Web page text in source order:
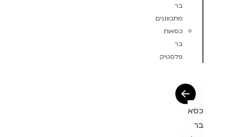
בר
מתכווננים
כסאות
בר
פלסטיק
כסא
בר